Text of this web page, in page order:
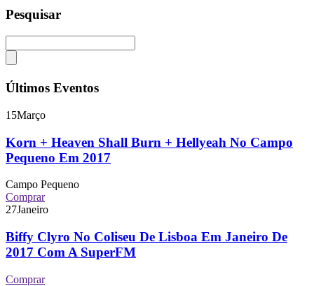
Pesquisar
Últimos Eventos
15Março
Korn + Heaven Shall Burn + Hellyeah No Campo
Pequeno Em 2017
Campo Pequeno
Comprar
27Janeiro
Biffy Clyro No Coliseu De Lisboa Em Janeiro De
2017 Com A SuperFM
Comprar